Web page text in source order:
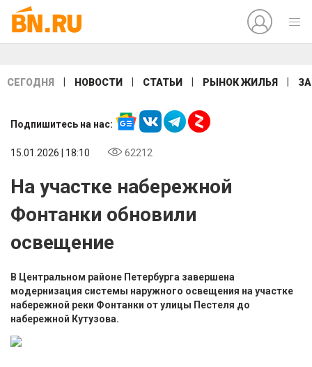
СЕГОДНЯ НОВОСТИ СТАТЬИ РЫНОК ЖИЛЬЯ
Подпишитесь на нас:
15.01.2026 | 18:10 62212
На участке набережной
Фонтанки обновили
освещение
В Центральном районе Петербурга завершена
модернизация системы наружного освещения на участке
набережной реки Фонтанки от улицы Пестеля до
набережной Кутузова.